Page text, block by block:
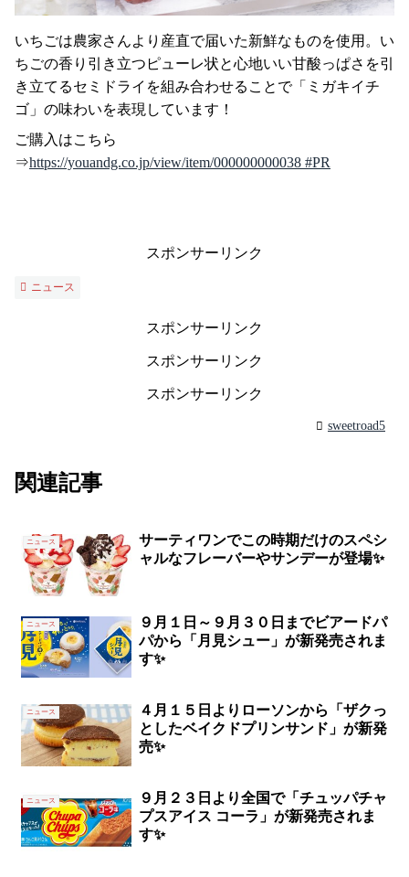
いちごは農家さんより産直で届いた新鮮なものを使用。い
ちごの香り引き立つピューレ状と心地いい甘酸っぱさを引
き立てるセミドライを組み合わせることで「ミガキイチ
ゴ」の味わいを表現しています！
ご購入はこちら
⇒https://youandg.co.jp/view/item/000000000038 #PR
スポンサーリンク
ニュース
スポンサーリンク
スポンサーリンク
スポンサーリンク
sweetroad5
関連記事
ニュース
サーティワンでこの時期だけのスペシ
ャルなフレーバーやサンデーが登場✨
ニュース
９月１日～９月３０日までビアードパ
パから「月見シュー」が新発売されま
す✨
ニュース
４月１５日よりローソンから「ザクっ
としたベイクドプリンサンド」が新発
売✨
ニュース
９月２３日より全国で「チュッパチャ
プスアイス コーラ」が新発売されま
す✨